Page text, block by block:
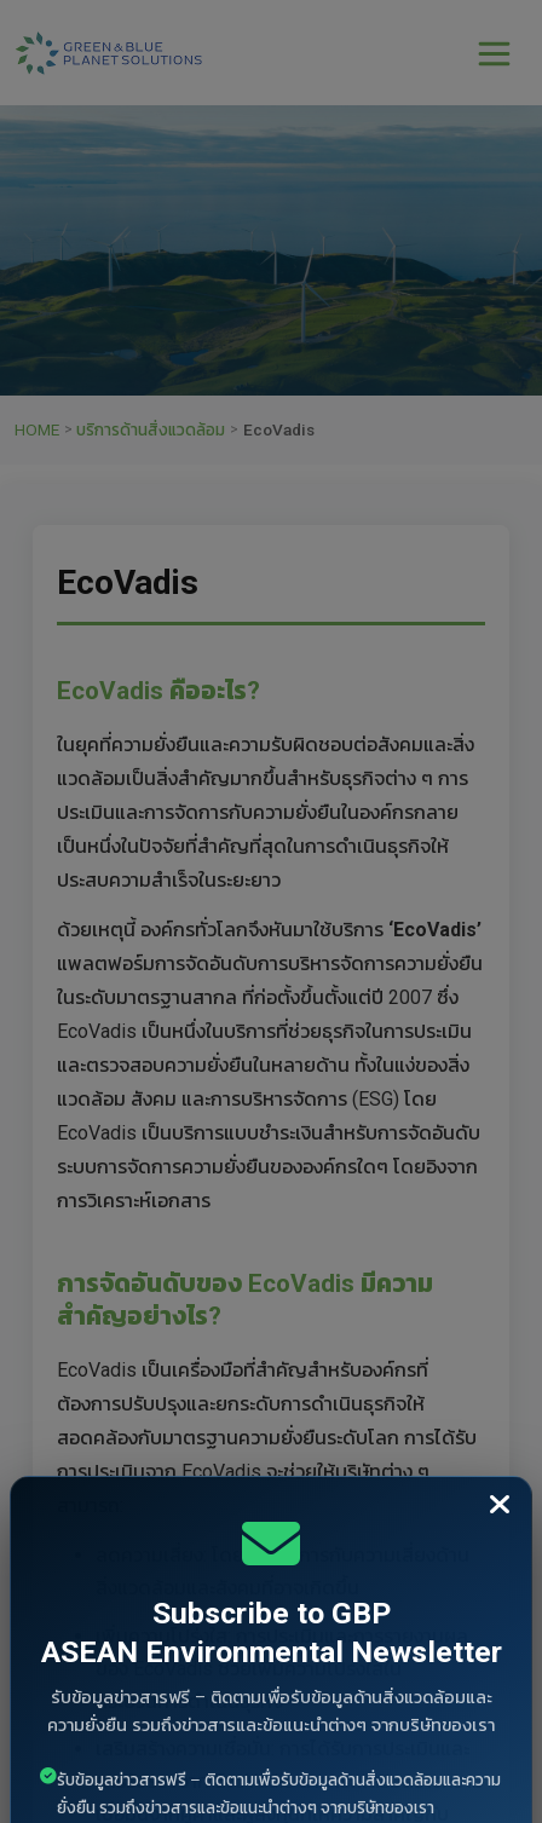
HOME > บริการด้านสิ่งแวดล้อม > EcoVadis
EcoVadis
EcoVadis คืออะไร?
ในยุคที่ความยั่งยืนและความรับผิดชอบต่อสังคมและสิ่ง
แวดล้อมเป็นสิ่งสำคัญมากขึ้นสำหรับธุรกิจต่าง ๆ การ
ประเมินและการจัดการกับความยั่งยืนในองค์กรกลาย
เป็นหนึ่งในปัจจัยที่สำคัญที่สุดในการดำเนินธุรกิจให้
ประสบความสำเร็จในระยะยาว
ด้วยเหตุนี้ องค์กรทั่วโลกจึงหันมาใช้บริการ ‘EcoVadis’
แพลตฟอร์มการจัดอันดับการบริหารจัดการความยั่งยืน
ในระดับมาตรฐานสากล ที่ก่อตั้งขึ้นตั้งแต่ปี 2007 ซึ่ง
EcoVadis เป็นหนึ่งในบริการที่ช่วยธุรกิจในการประเมิน
และตรวจสอบความยั่งยืนในหลายด้าน ทั้งในแง่ของสิ่ง
แวดล้อม สังคม และการบริหารจัดการ (ESG) โดย
EcoVadis เป็นบริการแบบชำระเงินสำหรับการจัดอันดับ
ระบบการจัดการความยั่งยืนขององค์กรใดๆ โดยอิงจาก
การวิเคราะห์เอกสาร
การจัดอันดับของ EcoVadis มีความ
สำคัญอย่างไร?
EcoVadis เป็นเครื่องมือที่สำคัญสำหรับองค์กรที่
ต้องการปรับปรุงและยกระดับการดำเนินธุรกิจให้
สอดคล้องกับมาตรฐานความยั่งยืนระดับโลก การได้รับ
การประเมินจาก EcoVadis จะช่วยให้บริษัทต่าง ๆ
ลดความเสี่ยง: โดยการจัดการกับความเสี่ยงด้าน
เพิ่มความโปร่งใส: การประเมินและการรายงานผล
ของ EcoVadis ช่วยเพิ่มความโปร่งใสใน
กระบวนการดำเนินธุรกิจ
การรับรองจาก EcoVadis สามารถเสริมสร้างความ
เชื่อมั่นจากคู่ค้าและผู้ลงทุนที่ให้ความสำคัญกับ
Subscribe to GBP
ASEAN Environmental Newsletter
รับข้อมูลข่าวสารฟรี – ติดตามเพื่อรับข้อมูลด้านสิ่งแวดล้อมและ
ความยั่งยืน รวมถึงข่าวสารและข้อแนะนำต่างๆ จากบริษัทของเรา
รับข้อมูลข่าวสารฟรี – ติดตามเพื่อรับข้อมูลด้านสิ่งแวดล้อมและความ
ยั่งยืน รวมถึงข่าวสารและข้อแนะนำต่างๆ จากบริษัทของเรา